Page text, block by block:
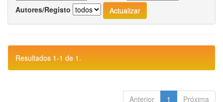
Autores/Registo
Resultados 1-1 de 1.
Anterior 1 Próxima